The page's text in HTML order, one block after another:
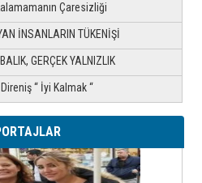
Çaresizliği
İNSANLARIN TÜKENİŞİ
GERÇEK YALNIZLIK
“ İyi Kalmak “